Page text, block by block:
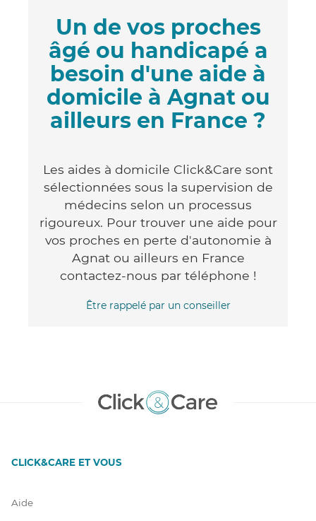
Un de vos proches
âgé ou handicapé a
besoin d'une aide à
domicile à Agnat ou
ailleurs en France ?
Les aides à domicile Click&Care sont
sélectionnées sous la supervision de
médecins selon un processus
rigoureux. Pour trouver une aide pour
vos proches en perte d'autonomie à
Agnat ou ailleurs en France
contactez-nous par téléphone !
Être rappelé par un conseiller
CLICK&CARE ET VOUS
Aide